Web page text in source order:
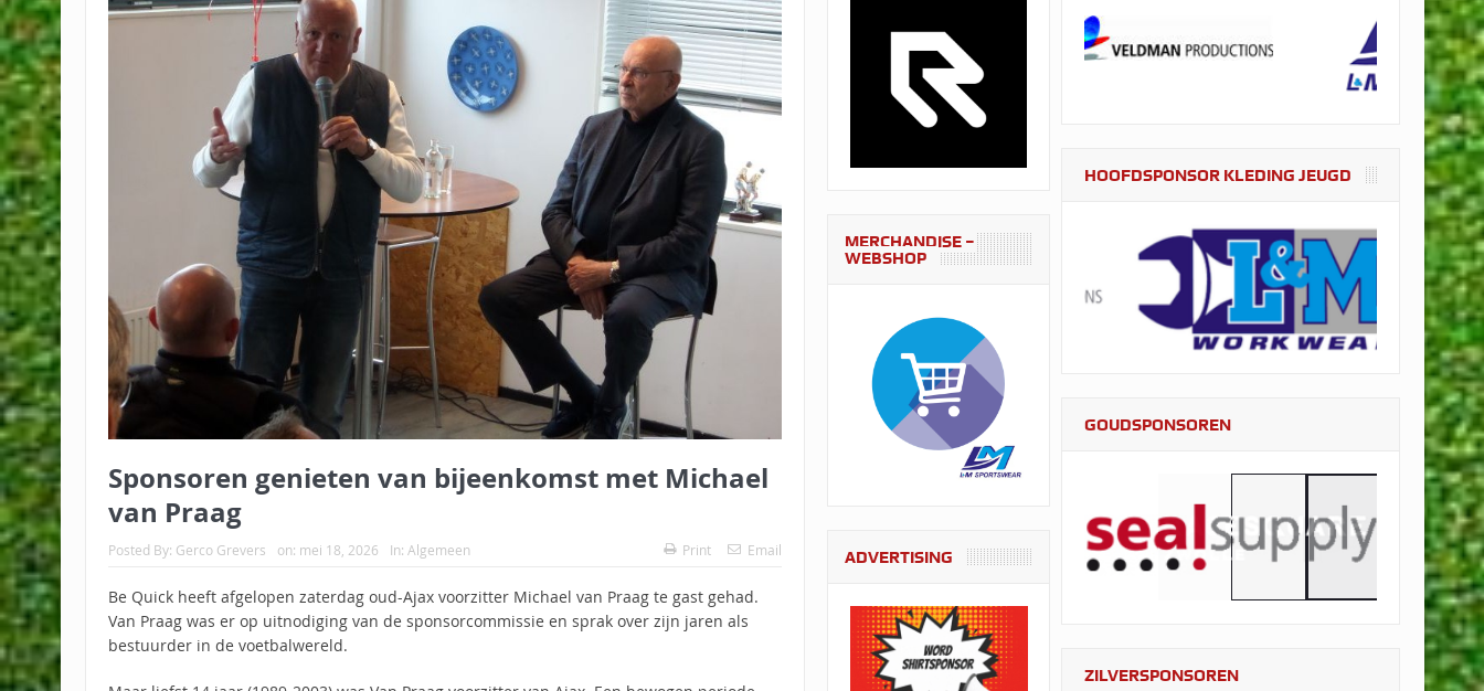
Sponsoren genieten van bijeenkomst met Michael
van Praag
Posted By: Gerco Grevers on: mei 18, 2026 In: Algemeen Print Email
Be Quick heeft afgelopen zaterdag oud-Ajax voorzitter Michael van Praag te gast gehad.
Van Praag was er op uitnodiging van de sponsorcommissie en sprak over zijn jaren als
bestuurder in de voetbalwereld.
MERCHANDISE –
WEBSHOP
ADVERTISING
HOOFDSPONSOR KLEDING JEUGD
GOUDSPONSOREN
ZILVERSPONSOREN